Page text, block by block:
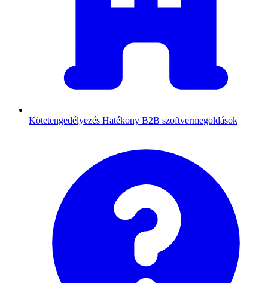
Kötetengedélyezés Hatékony B2B szoftvermegoldások